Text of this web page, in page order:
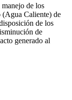
de los
(Agua Caliente) de
de los
de
generado al